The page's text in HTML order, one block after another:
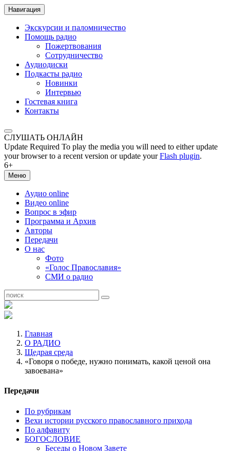
Навигация
Экскурсии и паломничество
Помощь радио
Пожертвования
Сотрудничество
Аудиодиски
Подкасты радио
Новинки
Интервью
Гостевая книга
Контакты
СЛУШАТЬ ОНЛАЙН
Update Required To play the media you will need to either update
your browser to a recent version or update yourFlash plugin.
6+
Меню
Аудио online
Видео online
Вопрос в эфир
Программа и Архив
Авторы
Передачи
О нас
Фото
«Голос Православия»
СМИ о радио
Главная
О РАДИО
Щедрая среда
«Говоря о победе, нужно понимать, какой ценой она
завоевана»
Передачи
По рубрикам
Вехи истории русского православного прихода
По алфавиту
БОГОСЛОВИЕ
Беседы о Новом Завете